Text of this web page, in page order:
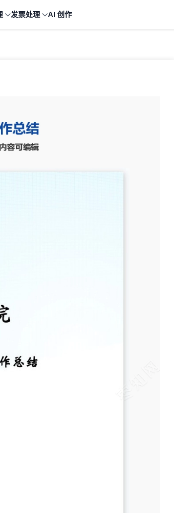
发票处理 AI 创作